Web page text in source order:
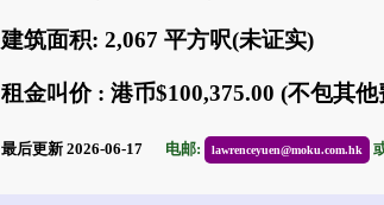
建筑面积: 2,067 平方呎(未证实)
租金叫价 : 港币$100,375.00 (不包其他
最后更新 2026-06-17 电邮: lawrenceyuen@moku.com.hk